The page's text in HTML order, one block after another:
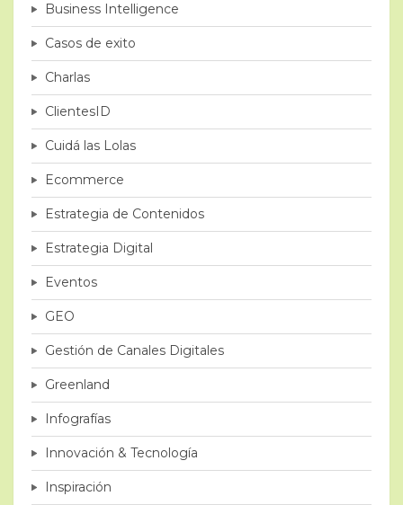
Business Intelligence
Casos de exito
Charlas
ClientesID
Cuidá las Lolas
Ecommerce
Estrategia de Contenidos
Estrategia Digital
Eventos
GEO
Gestión de Canales Digitales
Greenland
Infografías
Innovación & Tecnología
Inspiración